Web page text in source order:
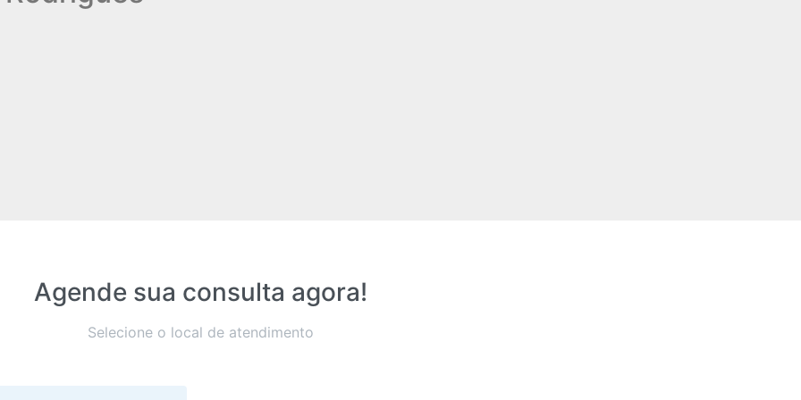
Agende sua consulta agora!
Selecione o local de atendimento